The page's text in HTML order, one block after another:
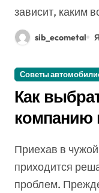
зависит, каким
sib_ecometal
Советы
Как
компанию
Приехав в чужой город, нам практически всегда
приходится
проблем.